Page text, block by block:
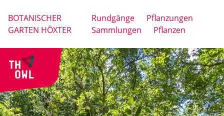
BOTANISCHER
GARTEN HÖXTER
Rundgänge
Pflanzungen
Sammlungen
Pflanzen